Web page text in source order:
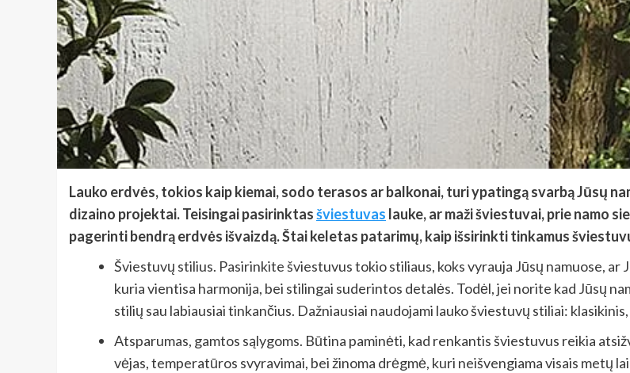
Lauko erdvės, tokios kaip kiemai, sodo terasos ar balkonai, turi ypatingą svarbą Jūsų
dizaino projektai. Teisingai pasirinktasšviestuvas lauke, ar maži šviestuvai, prie namo
pagerinti bendrą erdvės išvaizdą. Štai keletas patarimų, kaip išsirinkti tinkamus
Šviestuvų stilius. Pasirinkite šviestuvus tokio stiliaus, koks vyrauja Jūsų namuose,
kuria vientisa harmonija, bei stilingai suderintos detalės. Todėl, jei norite kad Jūsų
stilių sau labiausiai tinkančius. Dažniausiai naudojami lauko šviestuvų stiliai:
Atsparumas, gamtos sąlygoms. Būtina paminėti, kad renkantis šviestuvus reikia
vėjas, temperatūros svyravimai, bei žinoma drėgmė, kuri neišvengiama visais metų